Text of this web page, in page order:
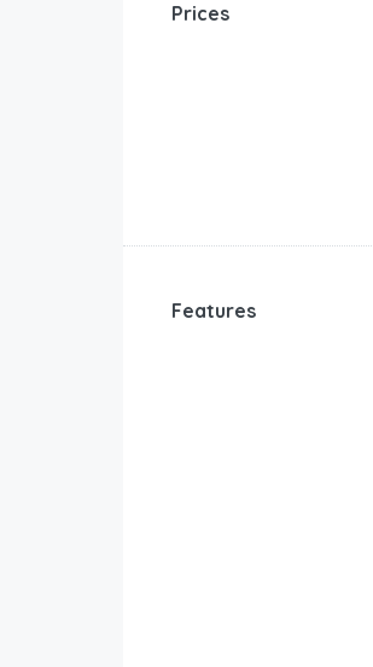
Prices
Features